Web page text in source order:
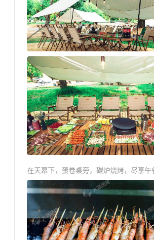
在天幕下，蛋卷桌旁，碳炉烧烤，尽享午